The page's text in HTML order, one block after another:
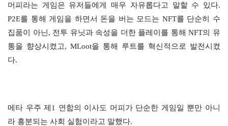
머피라는 게임은 유저들에게 매우 자유롭다고 말할 수 있다.
P2E를 통해 게임을 하면서 돈을 버는 모드는 NFT를 단순히 수
집품이 아닌, 전투 유닛과 속성을 더한 플레이를 통해 NFT의 유
통을 향상시켰고, MLoot을 통해 루트를 혁신적으로 발전시켰
다.
메타 우주 제1 연합의 이사도 머피가 단순한 게임일 뿐만 아니
라 흥분되는 사회 실험이라고 말했다.